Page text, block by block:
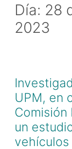
Día: 28
2023
UPM, en
Comisión
un
vehículos